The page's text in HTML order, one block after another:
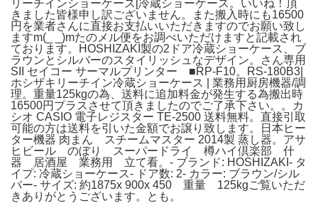
リーチインショーケース[冷蔵ショーケース。いいね！頂
きました皆様申し訳ございません。また搬入時にも16500
円を業者さんに直接お支払いいただきますのでお願い致し
ますm(_ _)mたのメル便をお調べいただけますと記載され
ております。HOSHIZAKI製の2ドア冷蔵ショーケース、ブ
ラウンとシルバーのスタイリッシュなデザイン。さん専用
SII セイコー サーマルプリンター ■RP-F10。RS-180B3|
ホシザキリーチイン冷蔵ショーケース | 業務用厨房機器/調
理。重量125kgの為、送料に追加料金が発生する為搬出時
16500円プラスさせて頂きましたのでご了承下さい。。カ
シオ CASIO 電子レジスター TE-2500 送料無料。直接引取
可能の方は送料を引いた金額でお譲り致します。日本ヒー
ター機器 肉まん スチームマスター 2014製 蒸し器。アサ
ヒビール のぼり スーパードライ 樽ハイ倶楽部 什
器 居酒屋 業務用 立て看。- ブランド: HOSHIZAKI- タ
イプ: 冷蔵ショーケース- ドア数: 2- カラー: ブラウン/シル
バー- サイズ: 約1875x 900x 450 重量 125kgご覧いただ
きありがとうございます。とも。